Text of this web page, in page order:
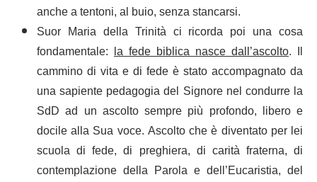
anche a tentoni, al buio, senza stancarsi.
Suor Maria della Trinità ci ricorda poi una cosa
fondamentale: la fede biblica nasce dall’ascolto. Il
cammino di vita e di fede è stato accompagnato da
una sapiente pedagogia del Signore nel condurre la
SdD ad un ascolto sempre più profondo, libero e
docile alla Sua voce. Ascolto che è diventato per lei
scuola di fede, di preghiera, di carità fraterna, di
contemplazione della Parola e dell’Eucaristia, del